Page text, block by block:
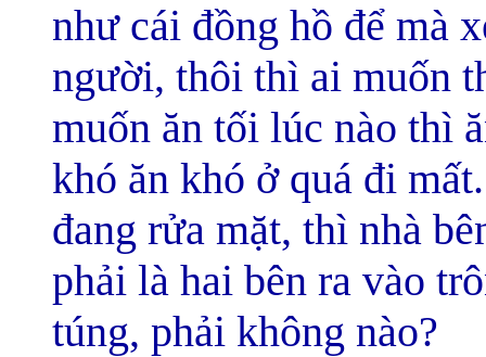
như cái đồng hồ để mà
người, thôi thì ai muốn
muốn ăn tối lúc nào thì
khó ăn khó ở quá đi
đang rửa mặt, thì nhà
phải là hai bên ra vào
túng, phải không nào?